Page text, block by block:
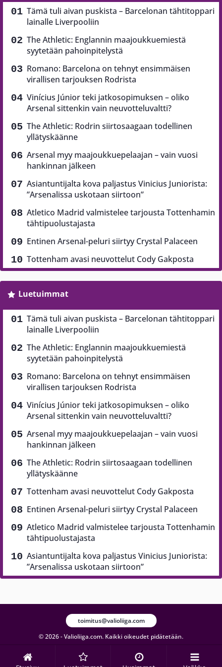
Tämä tuli aivan puskista – Barcelonan tähtitoppari
lainalle Liverpooliin
The Athletic: Englannin maajoukkuemiestä
syytetään pahoinpitelystä
Romano: Barcelona on tehnyt ensimmäisen
virallisen tarjouksen Rodrista
Vinícius Júnior teki jatkosopimuksen – oliko
Arsenal sittenkin vain neuvotteluvaltti?
The Athletic: Rodrin siirtosaagaan todellinen
yllätyskäänne
Arsenal myy maajoukkuepelaajan – vain vuosi
hankinnan jälkeen
Asiantuntijalta kova paljastus Vinicius Juniorista:
”Arsenalissa uskotaan siirtoon”
Atletico Madrid valmistelee tarjousta Tottenhamin
tähtipuolustajasta
Entinen Arsenal-peluri siirtyy Crystal Palaceen
Tottenham avasi neuvottelut Cody Gakposta
Luetuimmat
Tämä tuli aivan puskista – Barcelonan tähtitoppari
lainalle Liverpooliin
The Athletic: Englannin maajoukkuemiestä
syytetään pahoinpitelystä
Romano: Barcelona on tehnyt ensimmäisen
virallisen tarjouksen Rodrista
Vinícius Júnior teki jatkosopimuksen – oliko
Arsenal sittenkin vain neuvotteluvaltti?
Arsenal myy maajoukkuepelaajan – vain vuosi
hankinnan jälkeen
The Athletic: Rodrin siirtosaagaan todellinen
yllätyskäänne
Tottenham avasi neuvottelut Cody Gakposta
Entinen Arsenal-peluri siirtyy Crystal Palaceen
Atletico Madrid valmistelee tarjousta Tottenhamin
tähtipuolustajasta
Asiantuntijalta kova paljastus Vinicius Juniorista:
”Arsenalissa uskotaan siirtoon”
© 2026 - Valioliiga.com. Kaikki oikeudet pidätetään.
toimitus@valioliiga.com